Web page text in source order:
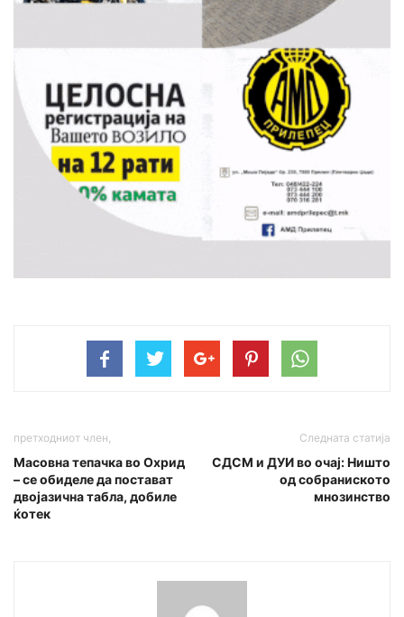
претходниот член,
Масовна тепачка во Охрид
– се обиделе да постават
двојазична табла, добиле
ќотек
Следната статија
СДСМ и ДУИ во очај: Ништо
од собраниското
мнозинство